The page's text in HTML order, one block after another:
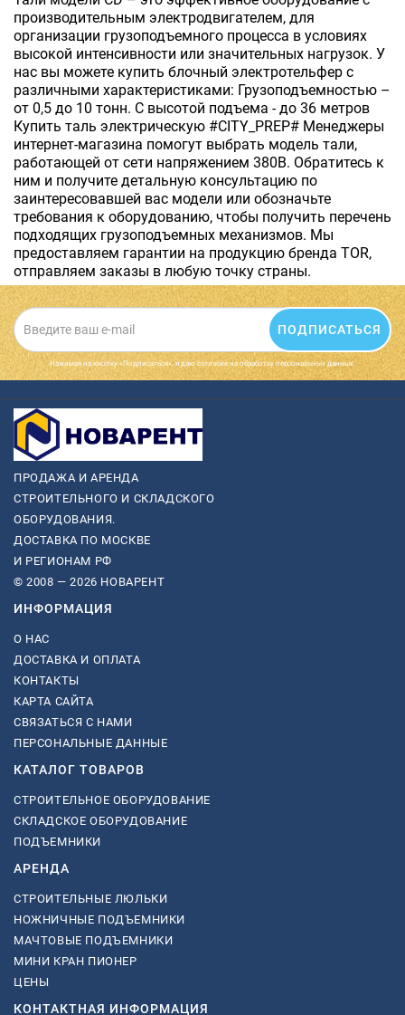
производительным электродвигателем, для
организации грузоподъемного процесса в условиях
высокой интенсивности или значительных нагрузок. У
нас вы можете купить блочный электротельфер с
различными характеристиками: Грузоподъемностью –
от 0,5 до 10 тонн. С высотой подъема - до 36 метров
Купить таль электрическую #CITY_PREP# Менеджеры
интернет-магазина помогут выбрать модель тали,
работающей от сети напряжением 380В. Обратитесь к
ним и получите детальную консультацию по
заинтересовавшей вас модели или обозначьте
требования к оборудованию, чтобы получить перечень
подходящих грузоподъемных механизмов. Мы
предоставляем гарантии на продукцию бренда TOR,
отправляем заказы в любую точку страны.
ПОДПИСАТЬСЯ
Нажимая на кнопку «Подписаться», я даю cогласие на обработку персональных данных.
ПРОДАЖА И АРЕНДА
СТРОИТЕЛЬНОГО И СКЛАДСКОГО
ОБОРУДОВАНИЯ.
ДОСТАВКА ПО МОСКВЕ
И РЕГИОНАМ РФ
© 2008 — 2026 НОВАРЕНТ
ИНФОРМАЦИЯ
О НАС
ДОСТАВКА И ОПЛАТА
КОНТАКТЫ
КАРТА САЙТА
СВЯЗАТЬСЯ С НАМИ
ПЕРСОНАЛЬНЫЕ ДАННЫЕ
КАТАЛОГ ТОВАРОВ
СТРОИТЕЛЬНОЕ ОБОРУДОВАНИЕ
СКЛАДСКОЕ ОБОРУДОВАНИЕ
ПОДЪЕМНИКИ
АРЕНДА
СТРОИТЕЛЬНЫЕ ЛЮЛЬКИ
НОЖНИЧНЫЕ ПОДЪЕМНИКИ
МАЧТОВЫЕ ПОДЪЕМНИКИ
МИНИ КРАН ПИОНЕР
ЦЕНЫ
КОНТАКТНАЯ ИНФОРМАЦИЯ